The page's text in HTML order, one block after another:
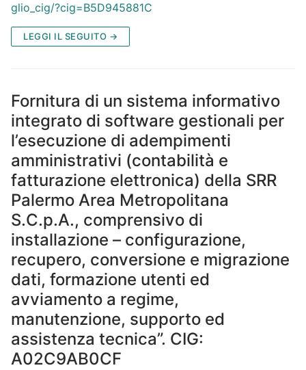
glio_cig/?cig=B5D945881C
LEGGI IL SEGUITO →
Fornitura di un sistema informativo
integrato di software gestionali per
l’esecuzione di adempimenti
amministrativi (contabilità e
fatturazione elettronica) della SRR
Palermo Area Metropolitana
S.C.p.A., comprensivo di
installazione – configurazione,
recupero, conversione e migrazione
dati, formazione utenti ed
avviamento a regime,
manutenzione, supporto ed
assistenza tecnica”. CIG:
A02C9AB0CF